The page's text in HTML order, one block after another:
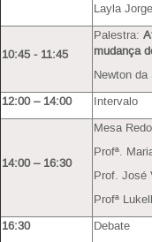
Layla Jorge
10:45 - 11:45
Palestra:
mudança
Newton
12:00 – 14:00
Intervalo
14:00 – 16:30
Mesa
Profª.
Prof. José
Profª
16:30
Debate